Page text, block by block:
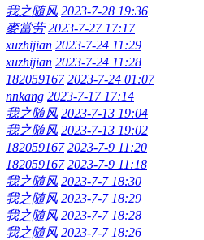
我之随风 2023-7-28 19:36
麥當劳 2023-7-27 17:17
xuzhijian 2023-7-24 11:29
xuzhijian 2023-7-24 11:28
182059167 2023-7-24 01:07
nnkang 2023-7-17 17:14
我之随风 2023-7-13 19:04
我之随风 2023-7-13 19:02
182059167 2023-7-9 11:20
182059167 2023-7-9 11:18
我之随风 2023-7-7 18:30
我之随风 2023-7-7 18:29
我之随风 2023-7-7 18:28
我之随风 2023-7-7 18:26